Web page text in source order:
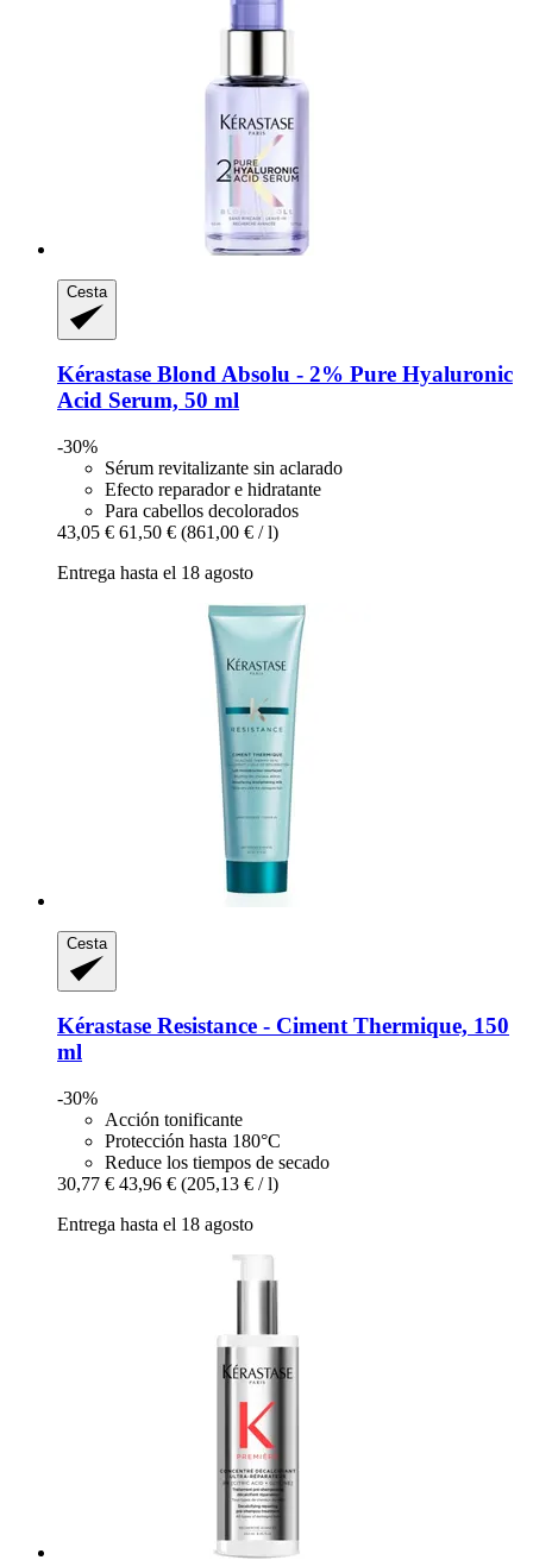
Cesta
Kérastase Blond Absolu -​ 2% Pure Hyaluronic
Acid Serum, 50 ml
-30%
Sérum revitalizante sin aclarado
Efecto reparador e hidratante
Para cabellos decolorados
43,05 € 61,50 € (861,00 € / l)
Entrega hasta el 18 agosto
Cesta
Kérastase Resistance -​ Ciment Thermique, 150
ml
-30%
Acción tonificante
Protección hasta 180°C
Reduce los tiempos de secado
30,77 € 43,96 € (205,13 € / l)
Entrega hasta el 18 agosto